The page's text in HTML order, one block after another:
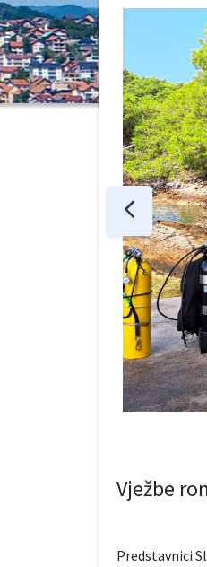
Vježbe
Predstavnici